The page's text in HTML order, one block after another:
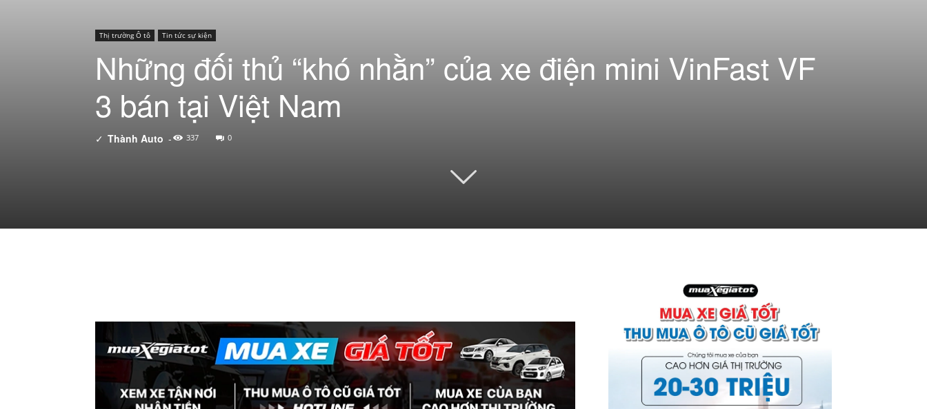
Thị trường Ô tô Tin tức sự kiện
Những đối thủ “khó nhằn” của xe điện mini VinFast VF
3 bán tại Việt Nam
✓ Thành Auto - 337 0